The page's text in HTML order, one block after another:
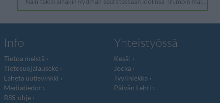
Info
Tietoa meistä
Tietosuojalauseke
Lähetä uutisvinkki
Mediatiedot
RSS-ohje
Yhteistyössä
Kesä!
Jocka
Tyyliniekka
Päivän Lehti